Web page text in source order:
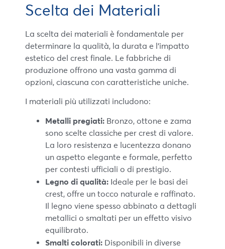
Scelta dei Materiali
La scelta dei materiali è fondamentale per
determinare la qualità, la durata e l’impatto
estetico del crest finale. Le fabbriche di
produzione offrono una vasta gamma di
opzioni, ciascuna con caratteristiche uniche.
I materiali più utilizzati includono:
Metalli pregiati: Bronzo, ottone e zama
sono scelte classiche per crest di valore.
La loro resistenza e lucentezza donano
un aspetto elegante e formale, perfetto
per contesti ufficiali o di prestigio.
Legno di qualità: Ideale per le basi dei
crest, offre un tocco naturale e raffinato.
Il legno viene spesso abbinato a dettagli
metallici o smaltati per un effetto visivo
equilibrato.
Smalti colorati: Disponibili in diverse